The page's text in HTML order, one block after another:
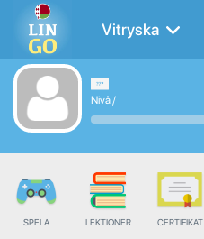
Vitryska
Nivå/
SPELA LEKTIONER CERTIFIKAT